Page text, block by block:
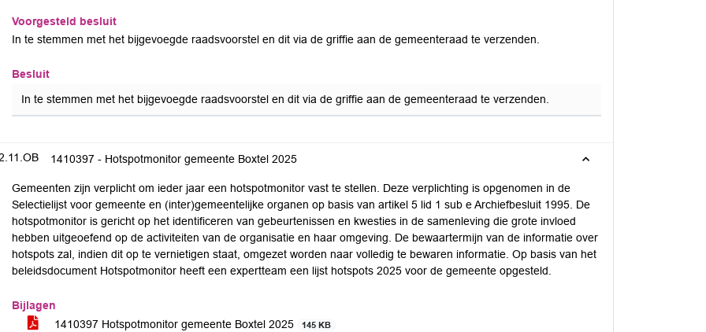
Voorgesteld besluit
In te stemmen met het bijgevoegde raadsvoorstel en dit via de griffie aan de gemeenteraad te verzenden.
Besluit
In te stemmen met het bijgevoegde raadsvoorstel en dit via de griffie aan de gemeenteraad te verzenden.
1410397 - Hotspotmonitor gemeente Boxtel 2025
Gemeenten zijn verplicht om ieder jaar een hotspotmonitor vast te stellen. Deze verplichting is opgenomen in de
Selectielijst voor gemeente en (inter)gemeentelijke organen op basis van artikel 5 lid 1 sub e Archiefbesluit 1995. De
hotspotmonitor is gericht op het identificeren van gebeurtenissen en kwesties in de samenleving die grote invloed
hebben uitgeoefend op de activiteiten van de organisatie en haar omgeving. De bewaartermijn van de informatie over
hotspots zal, indien dit op te vernietigen staat, omgezet worden naar volledig te bewaren informatie. Op basis van het
beleidsdocument Hotspotmonitor heeft een expertteam een lijst hotspots 2025 voor de gemeente opgesteld.
Bijlagen
1410397 Hotspotmonitor gemeente Boxtel 2025
145 KB